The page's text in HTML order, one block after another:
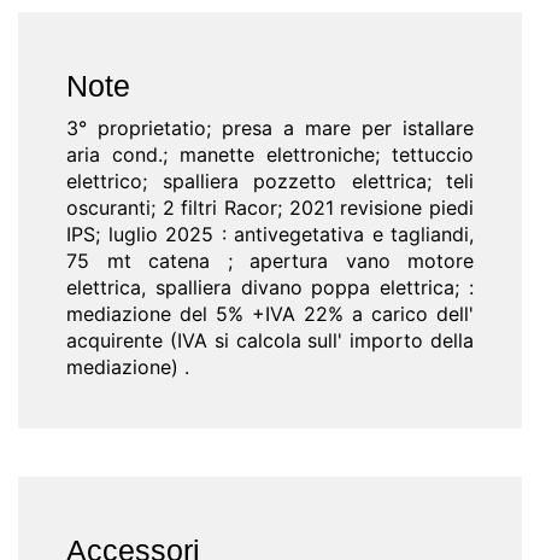
Note
3° proprietatio; presa a mare per istallare
aria cond.; manette elettroniche; tettuccio
elettrico; spalliera pozzetto elettrica; teli
oscuranti; 2 filtri Racor; 2021 revisione piedi
IPS; luglio 2025 : antivegetativa e tagliandi,
75 mt catena ; apertura vano motore
elettrica, spalliera divano poppa elettrica; :
mediazione del 5% +IVA 22% a carico dell'
acquirente (IVA si calcola sull' importo della
mediazione) .
Accessori